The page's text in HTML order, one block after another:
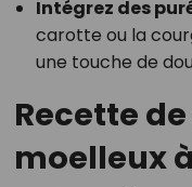
Intégrez des
carotte ou la
une touche de
Recette
moelleux